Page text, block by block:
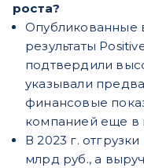
роста?
Опубликованные
результаты
подтвердили
указывали
финансовые
компанией еще в
В 2023 г.
млрд руб., а